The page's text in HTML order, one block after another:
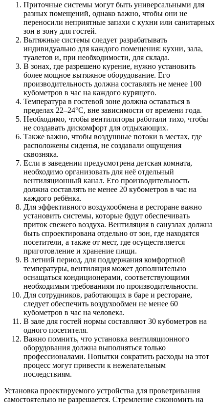
Приточные системы могут быть универсальными для
разных помещений, однако важно, чтобы они не
переносили неприятные запахи с кухни или санитарных
зон в зону для гостей.
Вытяжные системы следует разрабатывать
индивидуально для каждого помещения: кухни, зала,
туалетов и, при необходимости, для склада.
В зонах, где разрешено курение, нужно установить
более мощное вытяжное оборудование. Его
производительность должна составлять не менее 100
кубометров в час на каждого курящего.
Температура в гостевой зоне должна оставаться в
пределах 22–24°C, вне зависимости от времени года.
Необходимо, чтобы вентиляторы работали тихо, чтобы
не создавать дискомфорт для отдыхающих.
Также важно, чтобы воздушные потоки в местах, где
расположены сиденья, не создавали ощущения
сквозняка.
Если в заведении предусмотрена детская комната,
необходимо организовать для неё отдельный
вентиляционный канал. Его производительность
должна составлять не менее 20 кубометров в час на
каждого ребёнка.
Для эффективного воздухообмена в ресторане важно
установить системы, которые будут обеспечивать
приток свежего воздуха. Вентиляция в санузлах должна
быть спроектирована отдельно от зон, где находятся
посетители, а также от мест, где осуществляется
приготовление и хранение пищи.
В летний период, для поддержания комфортной
температуры, вентиляция может дополнительно
оснащаться кондиционерами, соответствующими
необходимым требованиям по производительности.
Для сотрудников, работающих в баре и ресторане,
следует обеспечить воздухообмен не менее 60
кубометров в час на человека.
В зале для гостей нормы составляют 30 кубометров на
одного посетителя.
Важно помнить, что установка вентиляционного
оборудования должна выполняться только
профессионалами. Попытки сократить расходы на этот
процесс могут привести к нежелательным
последствиям.
Установка проектируемого устройства для проветривания
самостоятельно не разрешается. Стремление сэкономить на